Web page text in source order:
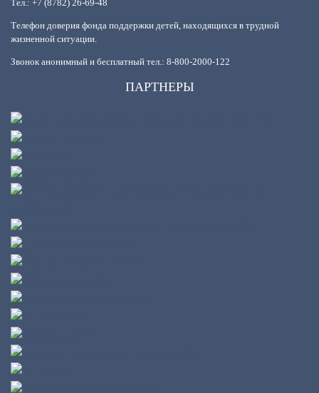
Тел.: +7 (8782) 26-69-48
Телефон доверия фонда поддержки детей, находящихся в трудной
жизненной ситуации.
Звонок анонимный и бесплатный тел.: 8-800-2000-122
ПАРТНЕРЫ